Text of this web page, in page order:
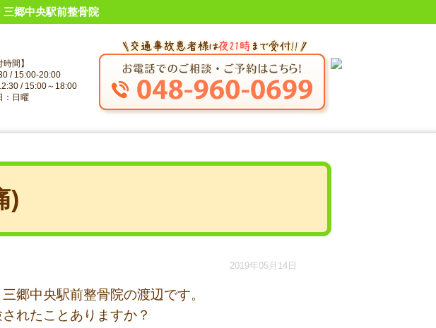
郷中央駅前整骨院
時間】
/ 15:00-20:00
/ 15:00～18:00
：日曜
)
2019年05月14日
郷中央駅前整骨院の渡辺です。
れたことありますか？